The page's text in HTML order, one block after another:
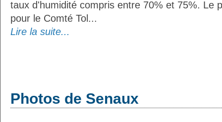
taux d'humidité compris entre 70% et 75%. Le
pour le Comté Tol...
Lire la suite...
Photos de Senaux